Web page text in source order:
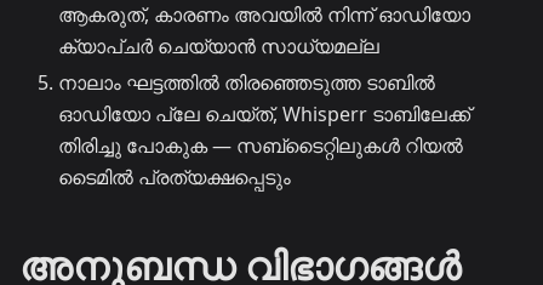
ആകരുത്, കാരണം അവയിൽ നിന്ന് ഓഡിയോ
ക്യാപ്‌ചർ ചെയ്യാൻ സാധ്യമല്ല
നാലാം ഘട്ടത്തിൽ തിരഞ്ഞെടുത്ത ടാബിൽ
ഓഡിയോ പ്ലേ ചെയ്ത്, Whisperr ടാബിലേക്ക്
തിരിച്ചു പോകുക — സബ്‌ടൈറ്റിലുകൾ റിയൽ
ടൈമിൽ പ്രത്യക്ഷപ്പെടും
അനുബന്ധ വിഭാഗങ്ങൾ